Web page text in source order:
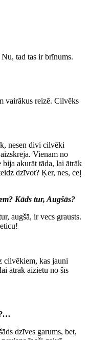
tad tas ir brīnums.
vairākus reizē. Cilvēks
nesen divi cilvēki
Vienam no
bija akurāt tāda, lai ātrāk
dzīvot? Ķer, nes, ceļ
Kāds tur, Augšās?
augšā, ir vecs grausts.
cilvēkiem, kas jauni
ātrāk aizietu no šīs
dzīves garums, bet,